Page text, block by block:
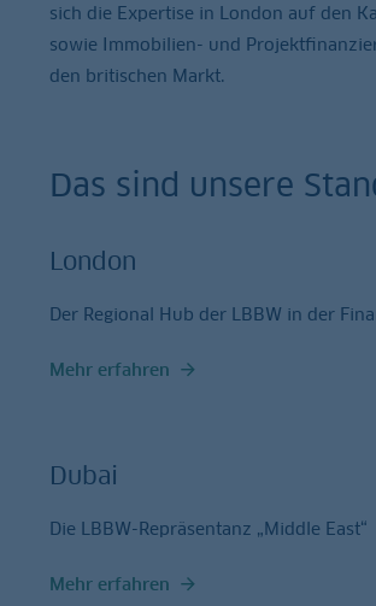
sich die Expertise in London auf den
sowie Immobilien- und
den britischen Markt.
Das sind unsere
London
Der Regional Hub der LBBW in der
Mehr erfahren
Dubai
Die LBBW-Repräsentanz „Middle East“
Mehr erfahren